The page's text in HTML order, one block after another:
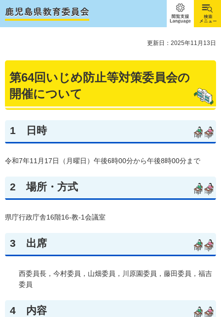
閲覧支
援
Language
検索メ
ニュー
更新日：2025年11月13日
第64回いじめ防止等対策委員会の
開催について
1 日時
令和7年11月17日（月曜日）午後6時00分から午後8時00分まで
2 場所・方式
県庁行政庁舎16階16-教-1会議室
3 出席
西委員長，今村委員，山畑委員，川原園委員，藤田委員，福吉
委員
4 内容